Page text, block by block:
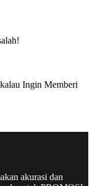
Ingin Memberi
akurasi dan